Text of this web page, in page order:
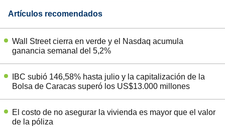
Artículos recomendados
Wall Street cierra en verde y el Nasdaq acumula
ganancia semanal del 5,2%
IBC subió 146,58% hasta julio y la capitalización de la
Bolsa de Caracas superó los US$13.000 millones
El costo de no asegurar la vivienda es mayor que el valor
de la póliza